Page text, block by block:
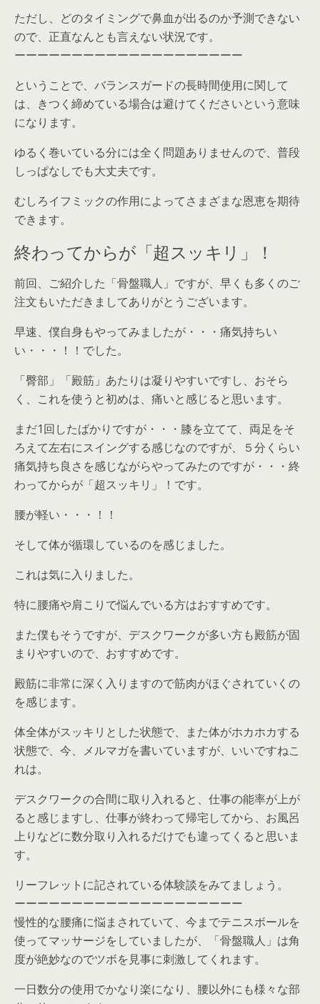
ただし、どのタイミングで鼻血が出るのか予測できない
ので、正直なんとも言えない状況です。
ーーーーーーーーーーーーーーーーーーーー
ということで、バランスガードの長時間使用に関して
は、きつく締めている場合は避けてくださいという意味
になります。
ゆるく巻いている分には全く問題ありませんので、普段
しっぱなしでも大丈夫です。
むしろイフミックの作用によってさまざまな恩恵を期待
できます。
終わってからが「超スッキリ」！
前回、ご紹介した「骨盤職人」ですが、早くも多くのご
注文もいただきましてありがとうございます。
早速、僕自身もやってみましたが・・・痛気持ちい
い・・・！！でした。
「臀部」「殿筋」あたりは凝りやすいですし、おそら
く、これを使うと初めは、痛いと感じると思います。
まだ1回したばかりですが・・・膝を立てて、両足をそ
ろえて左右にスイングする感じなのですが、５分くらい
痛気持ち良さを感じながらやってみたのですが・・・終
わってからが「超スッキリ」！です。
腰が軽い・・・！！
そして体が循環しているのを感じました。
これは気に入りました。
特に腰痛や肩こりで悩んでいる方はおすすめです。
また僕もそうですが、デスクワークが多い方も殿筋が固
まりやすいので、おすすめです。
殿筋に非常に深く入りますので筋肉がほぐされていくの
を感じます。
体全体がスッキリとした状態で、また体がホカホカする
状態で、今、メルマガを書いていますが、いいですねこ
れは。
デスクワークの合間に取り入れると、仕事の能率が上が
ると感じますし、仕事が終わって帰宅してから、お風呂
上りなどに数分取り入れるだけでも違ってくると思いま
す。
リーフレットに記されている体験談をみてましょう。
ーーーーーーーーーーーーーーーーーーーー
慢性的な腰痛に悩まされていて、今までテニスボールを
使ってマッサージをしていましたが、「骨盤職人」は角
度が絶妙なのでツボを見事に刺激してくれます。
一日数分の使用でかなり楽になり、腰以外にも様々な部